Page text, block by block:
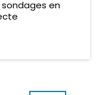
en